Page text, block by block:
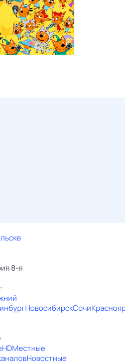
8-я
НовосибирскСочи
HDМестные
Новостные